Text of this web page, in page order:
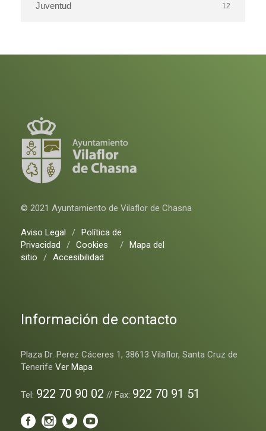
Juventud 12
© 2021 Ayuntamiento de Vilaflor de Chasna
Aviso Legal / Política de
Privacidad
/ Cookies / Mapa del
sitio
/ Accesibilidad
Información de contacto
Plaza Dr. Perez Cáceres 1, 38613 Vilaflor, Santa Cruz de
Tenerife Ver Mapa
Tel: 922 70 90 02 // Fax: 922 70 91 51